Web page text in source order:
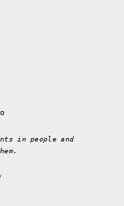
in people and